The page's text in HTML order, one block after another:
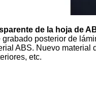
de la hoja de
grabado posterior de
ABS. Nuevo
etc.